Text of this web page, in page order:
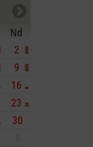
Nd
2
9
16
23
30